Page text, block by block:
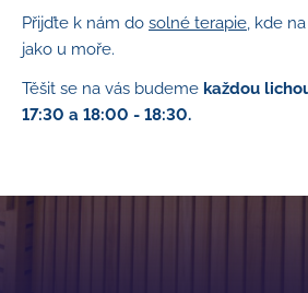
Přijďte k nám do solné terapie, kde
jako u moře.
Těšit se na vás budeme každou
17:30 a 18:00 - 18:30.